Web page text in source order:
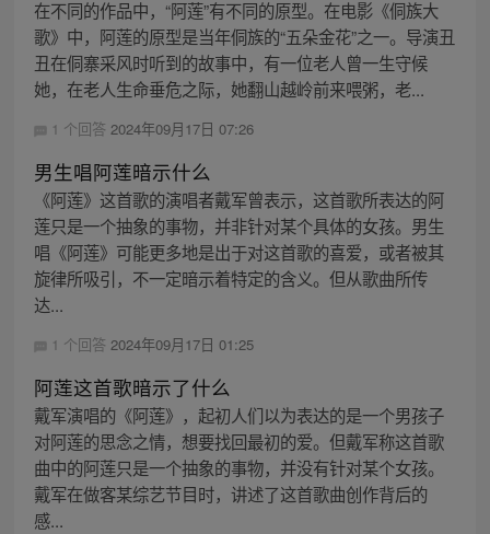
在不同的作品中，“阿莲”有不同的原型。在电影《侗族大
歌》中，阿莲的原型是当年侗族的“五朵金花”之一。导演丑
丑在侗寨采风时听到的故事中，有一位老人曾一生守候
她，在老人生命垂危之际，她翻山越岭前来喂粥，老...
1 个回答 2024年09月17日 07:26
男生唱阿莲暗示什么
《阿莲》这首歌的演唱者戴军曾表示，这首歌所表达的阿
莲只是一个抽象的事物，并非针对某个具体的女孩。男生
唱《阿莲》可能更多地是出于对这首歌的喜爱，或者被其
旋律所吸引，不一定暗示着特定的含义。但从歌曲所传
达...
1 个回答 2024年09月17日 01:25
阿莲这首歌暗示了什么
戴军演唱的《阿莲》，起初人们以为表达的是一个男孩子
对阿莲的思念之情，想要找回最初的爱。但戴军称这首歌
曲中的阿莲只是一个抽象的事物，并没有针对某个女孩。
戴军在做客某综艺节目时，讲述了这首歌曲创作背后的
感...